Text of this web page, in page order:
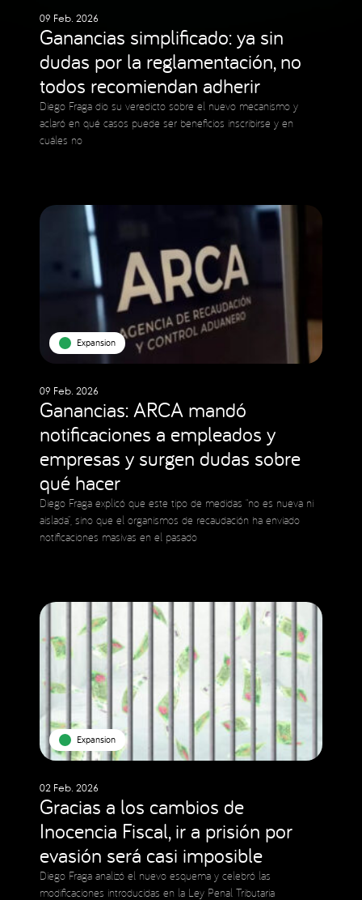
09 Feb. 2026
Ganancias simplificado: ya sin
dudas por la reglamentación, no
todos recomiendan adherir
Diego Fraga dio su veredicto sobre el nuevo mecanismo y
aclaró en qué casos puede ser beneficios inscribirse y en
cuáles no
Expansion
09 Feb. 2026
Ganancias: ARCA mandó
notificaciones a empleados y
empresas y surgen dudas sobre
qué hacer
Diego Fraga explicó que este tipo de medidas “no es nueva ni
aislada”, sino que el organismos de recaudación ha enviado
notificaciones masivas en el pasado
Expansion
02 Feb. 2026
Gracias a los cambios de
Inocencia Fiscal, ir a prisión por
evasión será casi imposible
Diego Fraga analizó el nuevo esquema y celebró las
modificaciones introducidas en la Ley Penal Tributaria